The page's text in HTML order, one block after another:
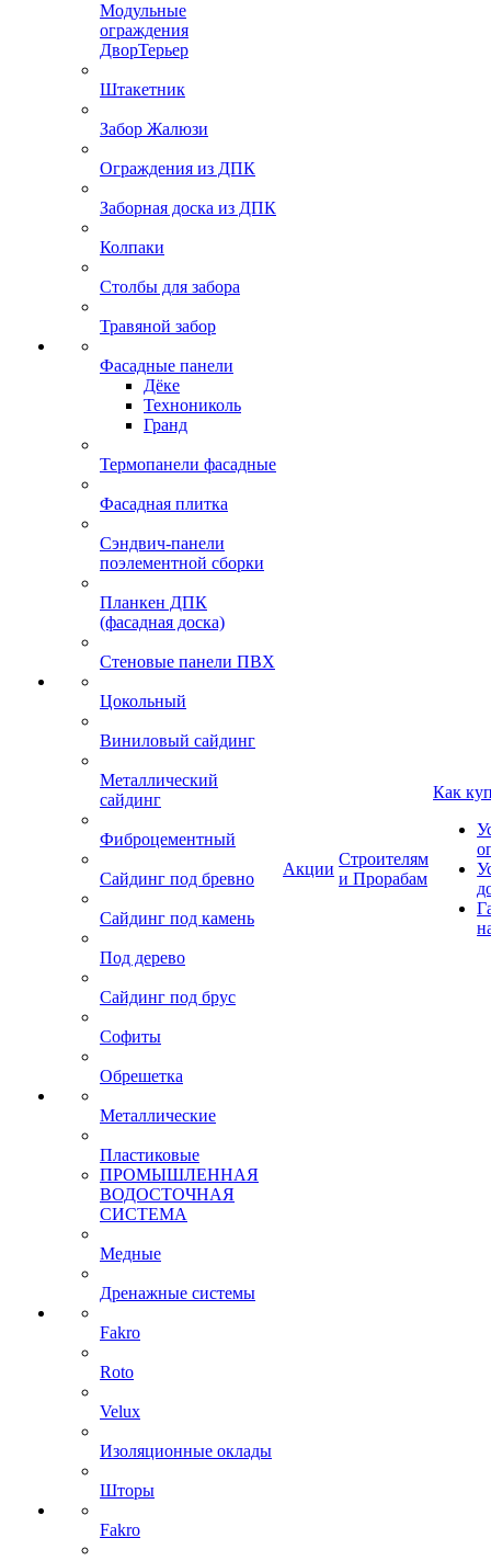
Модульные
ограждения
ДворТерьер
Штакетник
Забор Жалюзи
Ограждения из ДПК
Заборная доска из ДПК
Колпаки
Столбы для забора
Травяной забор
Фасадные панели
Дёке
Технониколь
Гранд
Термопанели фасадные
Фасадная плитка
Сэндвич-панели
поэлементной сборки
Планкен ДПК
(фасадная доска)
Стеновые панели ПВХ
Цокольный
Виниловый сайдинг
Металлический
сайдинг
Фиброцементный
Сайдинг под бревно
Сайдинг под камень
Под дерево
Сайдинг под брус
Софиты
Обрешетка
Металлические
Пластиковые
ПРОМЫШЛЕННАЯ
ВОДОСТОЧНАЯ
СИСТЕМА
Медные
Дренажные системы
Fakro
Roto
Velux
Изоляционные оклады
Шторы
Fakro
Акции
Строителям
и Прорабам
Как